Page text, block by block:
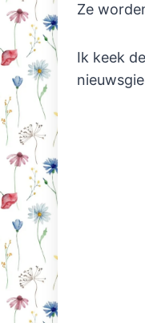
Ze
Ik keek